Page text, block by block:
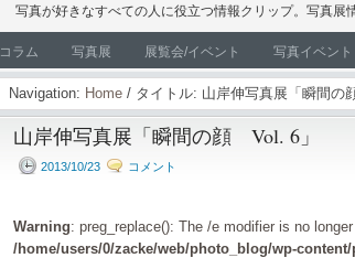
写真が好きなすべての人に役立つ情報クリップ。写真展
コラム 写真展 展覧会/イベント 写真イベント
Navigation: Home / タイトル: 山岸伸写真展「瞬間の
山岸伸写真展「瞬間の顔 Vol. 6」
2013/10/23 コメント
Warning: preg_replace(): The /e modifier is no
/home/users/0/zacke/web/photo_blog/wp-